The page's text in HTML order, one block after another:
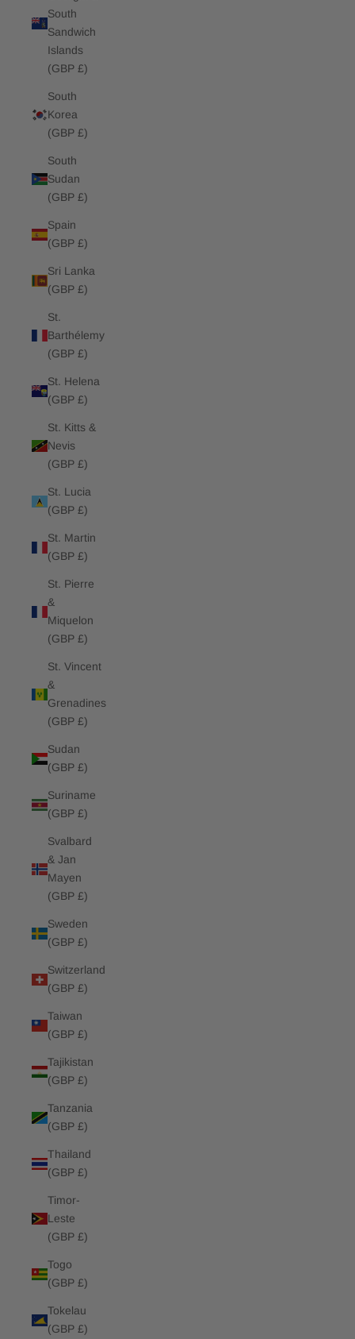
South
Sandwich
Islands
(GBP £)
South
Korea
(GBP £)
South
Sudan
(GBP £)
Spain
(GBP £)
Sri Lanka
(GBP £)
St.
Barthélemy
(GBP £)
St. Helena
(GBP £)
St. Kitts &
Nevis
(GBP £)
St. Lucia
(GBP £)
St. Martin
(GBP £)
St. Pierre
&
Miquelon
(GBP £)
St. Vincent
&
Grenadines
(GBP £)
Sudan
(GBP £)
Suriname
(GBP £)
Svalbard
& Jan
Mayen
(GBP £)
Sweden
(GBP £)
Switzerland
(GBP £)
Taiwan
(GBP £)
Tajikistan
(GBP £)
Tanzania
(GBP £)
Thailand
(GBP £)
Timor-
Leste
(GBP £)
Togo
(GBP £)
Tokelau
(GBP £)